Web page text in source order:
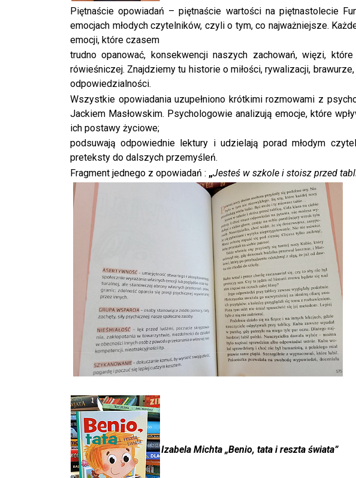
Piętnaście opowiadań – piętnaście wartości na piętnastolecie
emocjach młodych czytelników, czyli o tym, co najważniejsze.
emocji, które czasem
trudno opanować, konsekwencji naszych zachowań, więzi,
rówieśniczej. Znajdziemy tu historie o miłości, rywalizacji,
odpowiedzialności.
Wszystkie opowiadania uzupełniono krótkimi rozmowami z
Jackiem Masłowskim. Psychologowie analizują emocje, które
ich postawy życiowe;
podsuwają odpowiednie lektury i udzielają porad młodym
preteksty do dalszych przemyśleń.
Fragment jednego z opowiadań : „Jesteś w szkole i stoisz przed
Izabela Michta „Benio, tata i reszta świata”